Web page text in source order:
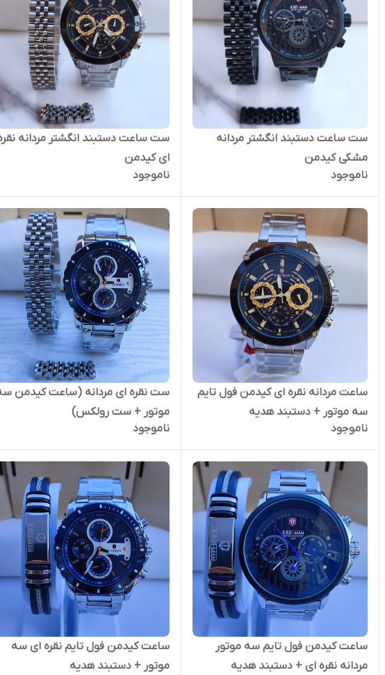
ست ساعت دستبند انگشتر مردانه
مشکی کیدمن
ناموجود
ست ساعت دستبند انگشتر مردانه
ای کیدمن
ناموجود
ساعت مردانه نقره ای کیدمن فول تایم
سه موتور + دستبند هدیه
ناموجود
ست نقره ای مردانه (ساعت کیدمن
موتور + ست رولکس)
ناموجود
ساعت کیدمن فول تایم سه موتور
مردانه نقره ای + دستبند هدیه
ساعت کیدمن فول تایم نقره ای سه
موتور + دستبند هدیه